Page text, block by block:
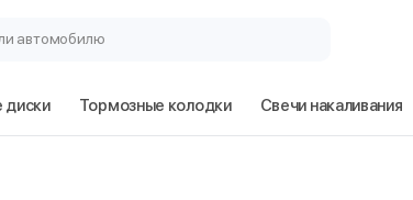
автомобилю
диски Тормозные колодки Свечи накаливания